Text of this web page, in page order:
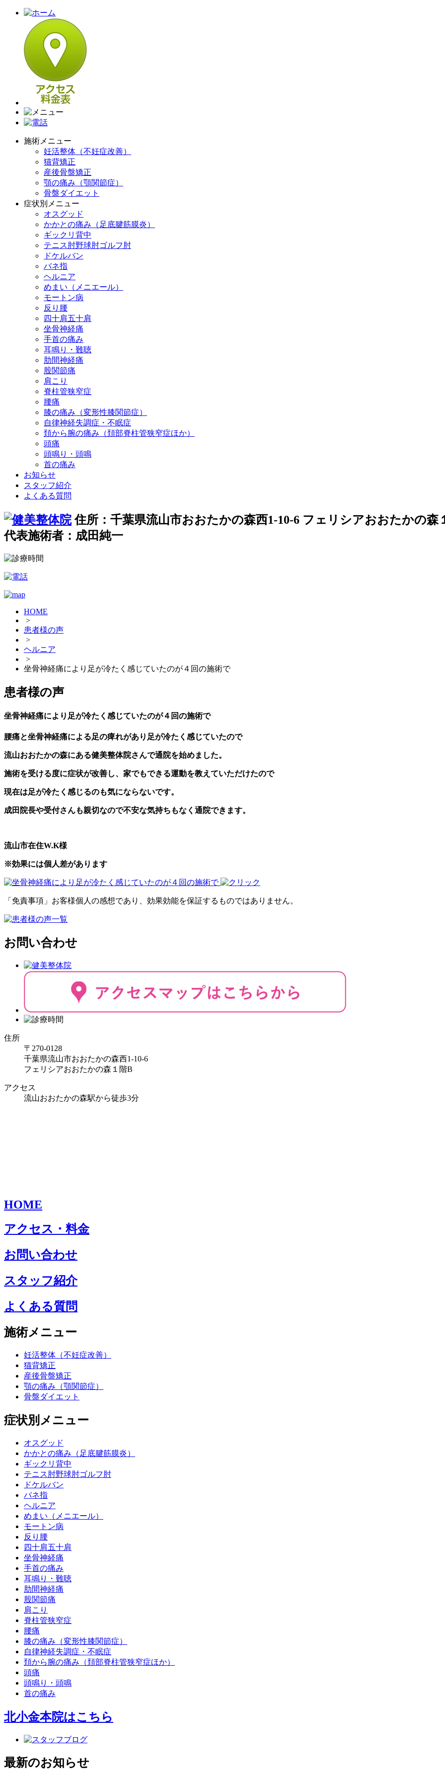
施術メニュー
妊活整体（不妊症改善）
猫背矯正
産後骨盤矯正
顎の痛み（顎関節症）
骨盤ダイエット
症状別メニュー
オスグッド
かかとの痛み（足底腱筋膜炎）
ギックリ背中
テニス肘野球肘ゴルフ肘
ドケルバン
バネ指
ヘルニア
めまい（メニエール）
モートン病
反り腰
四十肩五十肩
坐骨神経痛
手首の痛み
耳鳴り・難聴
肋間神経痛
股関節痛
肩こり
脊柱管狭窄症
腰痛
膝の痛み（変形性膝関節症）
自律神経失調症・不眠症
頚から腕の痛み（頚部脊柱管狭窄症ほか）
頭痛
頭鳴り・頭鳴
首の痛み
お知らせ
スタッフ紹介
よくある質問
住所：千葉県流山市おおたかの森西1-10-6 フェリシアおおたかの森
代表施術者：成田純一
HOME
>
患者様の声
>
ヘルニア
>
坐骨神経痛により足が冷たく感じていたのが４回の施術で
患者様の声
坐骨神経痛により足が冷たく感じていたのが４回の施術で
腰痛と坐骨神経痛による足の痺れがあり足が冷たく感じていたので
流山おおたかの森にある健美整体院さんで通院を始めました。
施術を受ける度に症状が改善し、家でもできる運動を教えていただけたので
現在は足が冷たく感じるのも気にならないです。
成田院長や受付さんも親切なので不安な気持ちもなく通院できます。
流山市在住W.K様
※効果には個人差があります
「免責事項」お客様個人の感想であり、効果効能を保証するものではありません。
お問い合わせ
住所
〒270-0128
千葉県流山市おおたかの森西1-10-6
フェリシアおおたかの森１階B
アクセス
流山おおたかの森駅から徒歩3分
HOME
アクセス・料金
お問い合わせ
スタッフ紹介
よくある質問
施術メニュー
妊活整体（不妊症改善）
猫背矯正
産後骨盤矯正
顎の痛み（顎関節症）
骨盤ダイエット
症状別メニュー
オスグッド
かかとの痛み（足底腱筋膜炎）
ギックリ背中
テニス肘野球肘ゴルフ肘
ドケルバン
バネ指
ヘルニア
めまい（メニエール）
モートン病
反り腰
四十肩五十肩
坐骨神経痛
手首の痛み
耳鳴り・難聴
肋間神経痛
股関節痛
肩こり
脊柱管狭窄症
腰痛
膝の痛み（変形性膝関節症）
自律神経失調症・不眠症
頚から腕の痛み（頚部脊柱管狭窄症ほか）
頭痛
頭鳴り・頭鳴
首の痛み
北小金本院はこちら
最新のお知らせ